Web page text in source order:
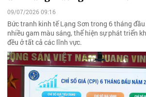
09/07/2026 09:16
Bức tranh kinh tế Lạng Sơn trong 6 tháng
nhiều gam màu sáng, thể hiện sự phát triển
đều ở tất cả các lĩnh vực.